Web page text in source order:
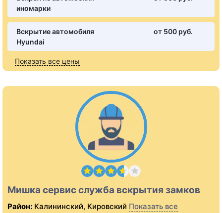
иномарки
Вскрытие автомобиля
Hyundai
от 500 pуб.
Показать все цены
Мишка сервис служба вскрытия замков
Район: Калининский, Кировский Показать все